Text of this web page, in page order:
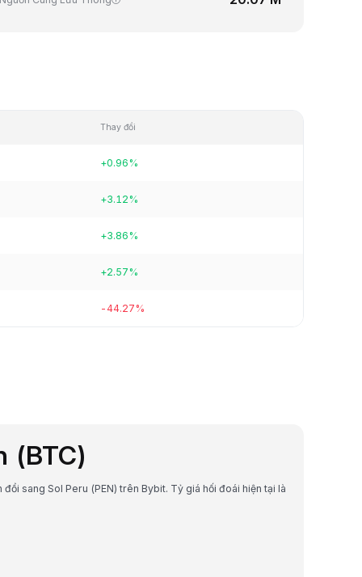
Thay đổi
+0.96%
+3.12%
+3.86%
+2.57%
-44.27%
(BTC)
sang Sol Peru (PEN) trên Bybit. Tỷ giá hối đoái hiện tại là